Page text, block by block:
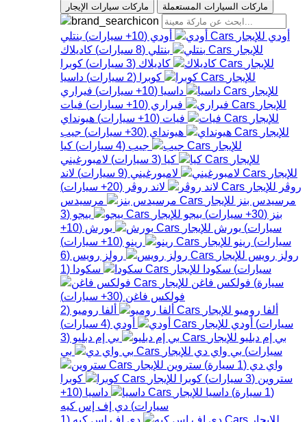
ماركات سيارات الإيجار ماركات السيارات المستعملة
أودي أودي (
10+ سيارات) بنتلي
بنتلي (
8 سيارات) كاديلاك
كاديلاك (
3 سيارات) كوبرا
كوبرا (
2 سيارات) داسيا
داسيا (
10+ سيارات) فيراري
فيراري (
10+ سيارات) فيات
فيات (
10+ سيارات) هيونداي
هيونداي (
30+ سيارات) جيب
جيب (
4 سيارات) كيا
كيا (
3 سيارات) لامبورغيني
لامبورغيني (
9 سيارات) لاند
روڤر
لاند روڤر (
20+ سيارات)
مرسيدس بنز
مرسيدس
بنز (
30+ سيارات) بيجو بيجو (
3
سيارات) بورش بورش (
10+
سيارات) رينو رينو (
10+ سيارات)
رولز رويس
رولز رويس (
6
سيارات) سكودا سكودا (
1
سيارة) فولكس فاغن
فولكس فاغن (
30+ سيارات)
ألفا روميو
ألفا روميو (
2
سيارات) أودي أودي (
4 سيارات)
بي إم دبليو
بي إم دبليو (
3
سيارات) بي واي دي
بي
واي دي (
1 سيارة) ستروين
ستروين (
3 سيارات) كوبرا
كوبرا
(
1 سيارة) داسيا داسيا (
10+
سيارات) دي إف إس كيه